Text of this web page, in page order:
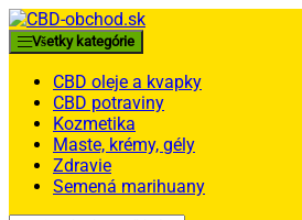
Skip
to
navigation
Skip
to
content
Všetky kategórie
CBD oleje a kvapky
CBD potraviny
Kozmetika
Maste, krémy, gély
Zdravie
Semená marihuany